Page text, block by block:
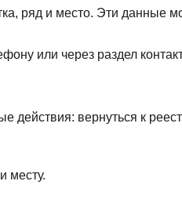
ряд и место. Эти
или через раздел
вернуться к
месту.